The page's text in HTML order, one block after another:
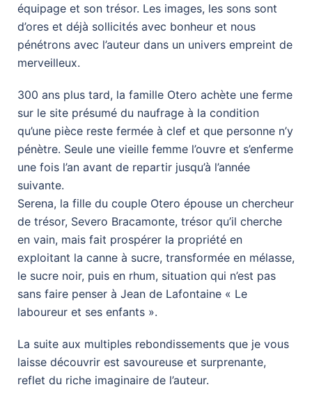
équipage et son trésor. Les images, les sons sont
d’ores et déjà sollicités avec bonheur et nous
pénétrons avec l’auteur dans un univers empreint de
merveilleux.
300 ans plus tard, la famille Otero achète une ferme
sur le site présumé du naufrage à la condition
qu’une pièce reste fermée à clef et que personne n’y
pénètre. Seule une vieille femme l’ouvre et s’enferme
une fois l’an avant de repartir jusqu’à l’année
suivante.
Serena, la fille du couple Otero épouse un chercheur
de trésor, Severo Bracamonte, trésor qu’il cherche
en vain, mais fait prospérer la propriété en
exploitant la canne à sucre, transformée en mélasse,
le sucre noir, puis en rhum, situation qui n’est pas
sans faire penser à Jean de Lafontaine « Le
laboureur et ses enfants ».
La suite aux multiples rebondissements que je vous
laisse découvrir est savoureuse et surprenante,
reflet du riche imaginaire de l’auteur.